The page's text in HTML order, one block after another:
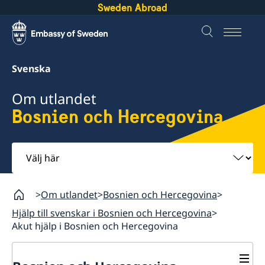
Sweden Abroad
Svenska
Om utlandet
Bosnien och Hercegovina
Välj
här
Om utlandet Bosnien och Hercegovina
Hjälp till svenskar i Bosnien och Hercegovina
Akut hjälp i Bosnien och Hercegovina